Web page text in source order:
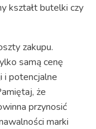
kształt butelki czy
zakupu.
samą cenę
i potencjalne
że
przynosić
marki